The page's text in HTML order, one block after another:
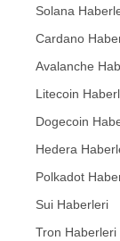
Solana
Cardano
Avalanche
Litecoin
Dogecoin
Hedera
Polkadot
Sui Haberleri
Tron Haberleri